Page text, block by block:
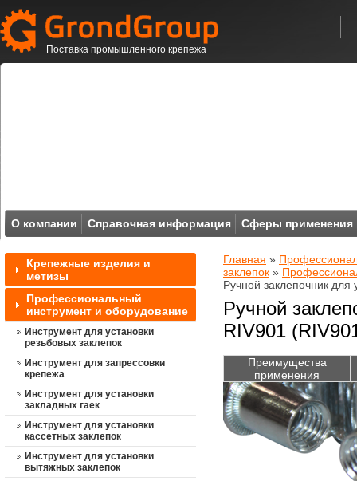
Поставка промышленного крепежа
О компании Справочная информация Сферы применения
Главная »
заклепок »
Ручной заклепочник для
Ручной
RIV901
Преимущества
применения
Крепежные изделия и
метизы
Профессиональный
инструмент и оборудование
Инструмент для установки
резьбовых заклепок
Инструмент для запрессовки
крепежа
Инструмент для установки
закладных гаек
Инструмент для установки
кассетных заклепок
Инструмент для установки
вытяжных заклепок